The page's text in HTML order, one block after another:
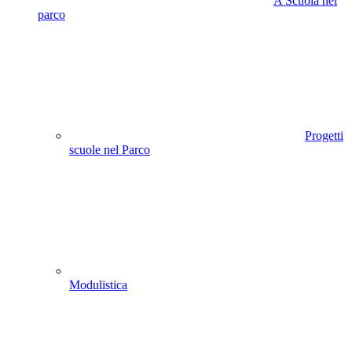
parco
Progetti
scuole nel Parco
Modulistica